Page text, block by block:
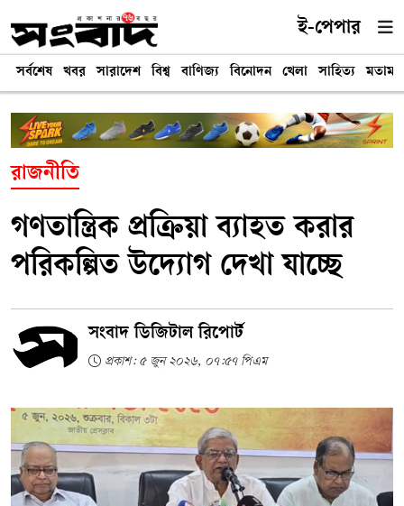
ই-পেপার
সর্বশেষ খবর সারাদেশ বিশ্ব বাণিজ্য বিনোদন খেলা সাহিত্য মতামত
রাজনীতি
গণতান্ত্রিক প্রক্রিয়া ব্যাহত করার
পরিকল্পিত উদ্যোগ দেখা যাচ্ছে
সংবাদ ডিজিটাল রিপোর্ট
প্রকাশ: ৫ জুন ২০২৬, ০৭:৫৭ পিএম